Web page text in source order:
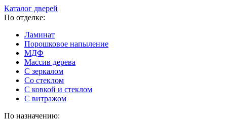
Каталог дверей
По отделке:
Ламинат
Порошковое напыление
МДФ
Массив дерева
С зеркалом
Со стеклом
С ковкой и стеклом
С витражом
По назначению: